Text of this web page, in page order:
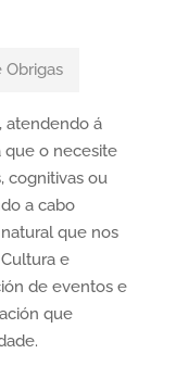
Obrigas
atendendo á
que o necesite
cognitivas ou
a cabo
que nos
e
de eventos e
que